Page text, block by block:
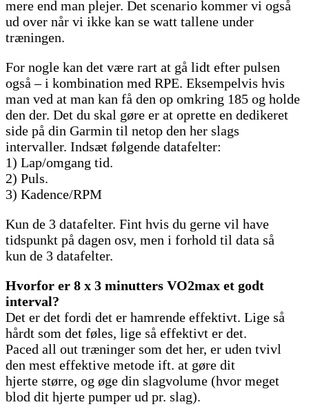
mere end man plejer. Det scenario kommer vi også
ud over når vi ikke kan se watt tallene under
træningen.
For nogle kan det være rart at gå lidt efter pulsen
også – i kombination med RPE. Eksempelvis hvis
man ved at man kan få den op omkring 185 og holde
den der. Det du skal gøre er at oprette en dedikeret
side på din Garmin til netop den her slags
intervaller. Indsæt følgende datafelter:
1) Lap/omgang tid.
2) Puls.
3) Kadence/RPM
Kun de 3 datafelter. Fint hvis du gerne vil have
tidspunkt på dagen osv, men i forhold til data så
kun de 3 datafelter.
Hvorfor er 8 x 3 minutters VO2max et godt
interval?
Det er det fordi det er hamrende effektivt. Lige så
hårdt som det føles, lige så effektivt er det.
Paced all out træninger som det her, er uden tvivl
den mest effektive metode ift. at gøre dit
hjerte større, og øge din slagvolume (hvor meget
blod dit hjerte pumper ud pr. slag).